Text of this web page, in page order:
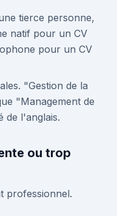
tierce personne,
natif pour un CV
pour un CV
"Gestion de la
"Management de
de l'anglais.
ou trop
professionnel.